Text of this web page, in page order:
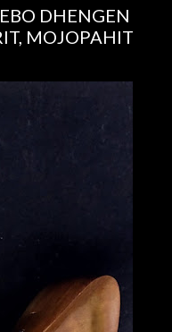
DHENGEN
MOJOPAHIT